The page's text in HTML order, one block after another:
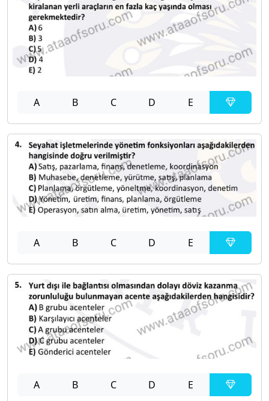
A B C D E
A B C D E
A B C D E